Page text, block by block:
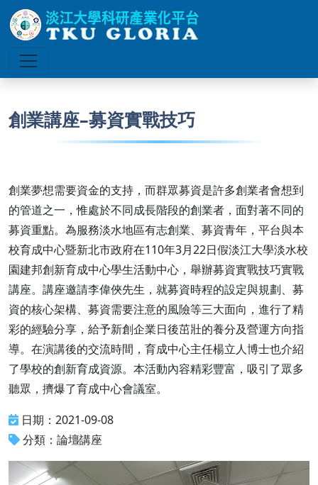
創業講座–募資實戰技巧
創業夢想需要資金的支持，而群眾募資是許多創業者會想到
的管道之一，惟處於不同成長階段的創業者，面對著不同的
募資重點。為服務淡水地區有志創業、募資青年，平台與本
校育成中心暨新北市政府在110年3月22日假淡江大學淡水校
園建邦創新育成中心學生活動中心，舉辦募資實戰技巧實戰
講座。講座邀請李偉俠先生，就募資時程的設定與規劃、募
資的核心架構、募資需要注意的風險等三大面向，進行了精
彩的經驗分享，給予新創企業日後茁壯的養分及營運方向指
導。在演講後的交流時間，育成中心主任楊立人博士也介紹
了學校的創新育成資源。本活動內容精彩豐富，吸引了眾多
聽眾，擠爆了育成中心會議室。
日期：2021-09-08
分類：論壇∕講座